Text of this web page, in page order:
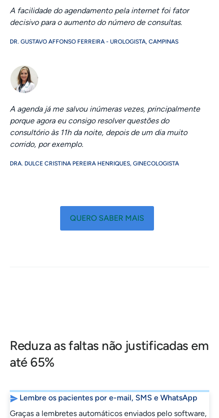
A facilidade do agendamento pela internet foi fator
decisivo para o aumento do número de consultas.
DR. GUSTAVO AFFONSO FERREIRA - UROLOGISTA, CAMPINAS
A agenda já me salvou inúmeras vezes, principalmente
porque agora eu consigo resolver questões do
consultório às 11h da noite, depois de um dia muito
corrido, por exemplo.
DRA. DULCE CRISTINA PEREIRA HENRIQUES, GINECOLOGISTA
QUERO SABER MAIS
Reduza as faltas não justificadas em
até 65%
Lembre os pacientes por e-mail, SMS e WhatsApp
Graças a lembretes automáticos enviados pelo software,